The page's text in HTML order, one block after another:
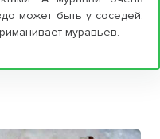
может быть у соседей.
муравьёв.